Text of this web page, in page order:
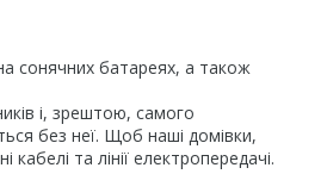
сонячних батареях, а також
і, зрештою, самого
без неї. Щоб наші домівки,
та лінії електропередачі.